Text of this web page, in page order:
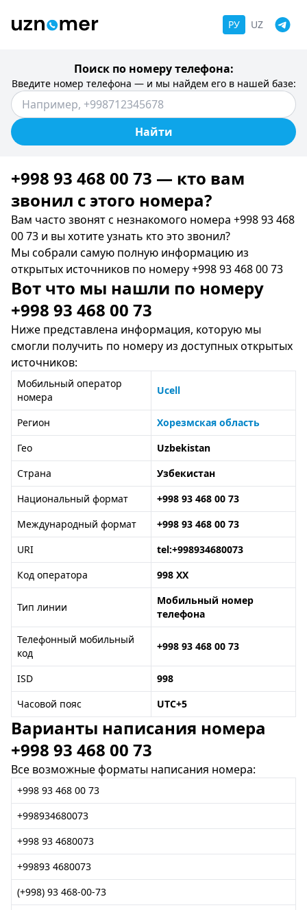
РУ UZ
Поиск по номеру телефона:
Введите номер телефона — и мы найдем его в нашей базе:
Найти
+998 93 468 00 73 — кто вам
звонил c этого номера?
Вам часто звонят с незнакомого номера +998 93 468
00 73 и вы хотите узнать кто это звонил?
Мы собрали самую полную информацию из
открытых источников по номеру +998 93 468 00 73
Вот что мы нашли по номеру
+998 93 468 00 73
Ниже представлена информация, которую мы
смогли получить по номеру из доступных открытых
источников:
Мобильный оператор
номера
Ucell
Регион
Хорезмская область
Гео
Uzbekistan
Страна
Узбекистан
Национальный формат
+998 93 468 00 73
Международный формат
+998 93 468 00 73
URI
tel:+998934680073
Код оператора
998 XX
Тип линии
Мобильный номер
телефона
Телефонный мобильный
код
+998 93 468 00 73
ISD
998
Часовой пояс
UTC+5
Варианты написания номера
+998 93 468 00 73
Все возможные форматы написания номера:
+998 93 468 00 73
+998934680073
+998 93 4680073
+99893 4680073
(+998) 93 468-00-73